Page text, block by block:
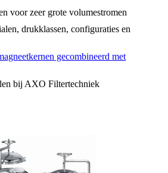
voor zeer grote volumestromen
drukklassen, configuraties en
gecombineerd met
bij AXO Filtertechniek